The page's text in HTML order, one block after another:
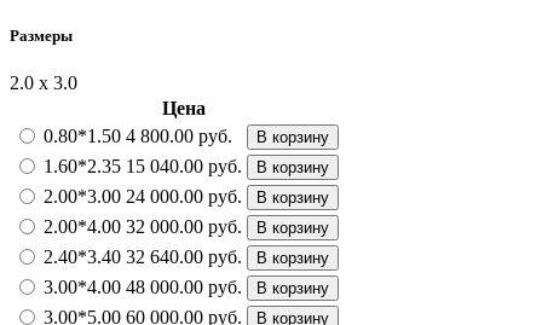
Размеры
2.0 х 3.0
Цена
0.80*1.50 4 800.00 руб. В корзину
1.60*2.35 15 040.00 руб. В корзину
2.00*3.00 24 000.00 руб. В корзину
2.00*4.00 32 000.00 руб. В корзину
2.40*3.40 32 640.00 руб. В корзину
3.00*4.00 48 000.00 руб. В корзину
3.00*5.00 60 000.00 руб. В корзину